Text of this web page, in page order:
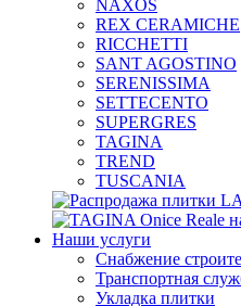
NAXOS
REX CERAMICHE
RICCHETTI
SANT AGOSTINO
SERENISSIMA
SETTECENTO
SUPERGRES
TAGINA
TREND
TUSCANIA
Наши услуги
Снабжение
Транспортная
Укладка плитки